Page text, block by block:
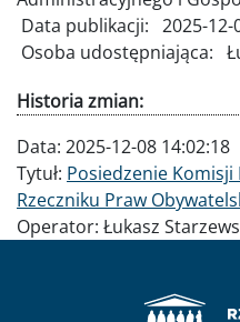
Data publikacji: 2025-12-
Osoba udostępniająca:
Historia zmian:
Data: 2025-12-08 14:02:18
Tytuł: Posiedzenie
Rzeczniku Praw
Operator: Łukasz